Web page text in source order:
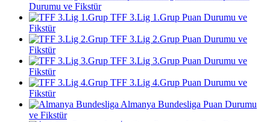
Durumu ve Fikstür
TFF 3.Lig 1.Grup Puan Durumu ve
Fikstür
TFF 3.Lig 2.Grup Puan Durumu ve
Fikstür
TFF 3.Lig 3.Grup Puan Durumu ve
Fikstür
TFF 3.Lig 4.Grup Puan Durumu ve
Fikstür
Almanya Bundesliga Puan Durumu
ve Fikstür